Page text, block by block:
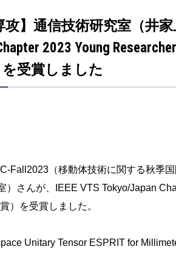
攻】通信技術研究室（井
2023 Young
受賞しました
Fall2023（移動体技術に関する秋季
）さんが、IEEE VTS Tokyo/Japan
）を受賞しました。
Unitary Tensor ESPRIT for